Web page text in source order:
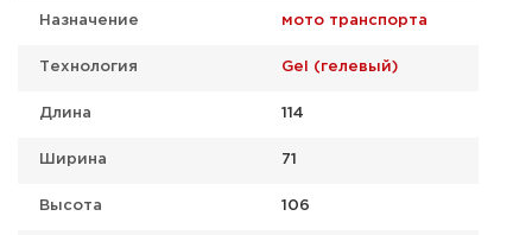
Назначение мото транспорта
Технология Gel (гелевый)
Длина 114
Ширина 71
Высота 106